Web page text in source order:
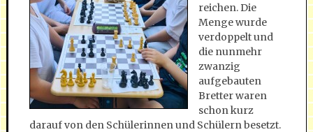
reichen. Die
Menge wurde
verdoppelt und
die nunmehr
zwanzig
aufgebauten
Bretter waren
schon kurz
darauf von den Schülerinnen und Schülern besetzt.